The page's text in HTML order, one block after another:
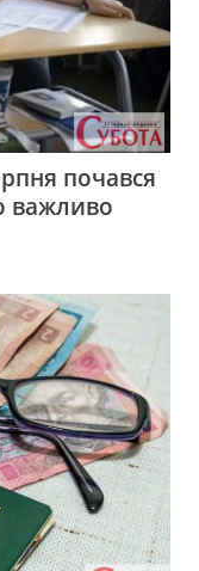
почався
важливо